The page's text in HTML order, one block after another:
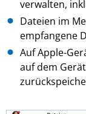
verwalten,
Dateien im
empfangene
Auf Apple-
auf dem